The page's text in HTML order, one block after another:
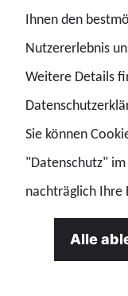
Ihnen den
Nutzererlebnis
Weitere Details
Sie können
"Datenschutz"
nachträglich Ihre
Alle